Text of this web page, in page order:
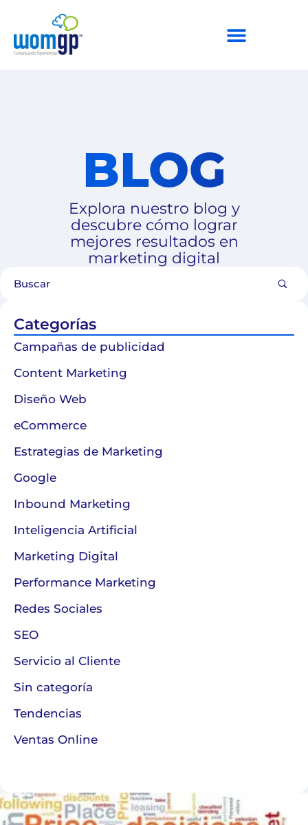
BLOG
Explora nuestro blog y
descubre cómo lograr
mejores resultados en
marketing digital
Categorías
Campañas de publicidad
Content Marketing
Diseño Web
eCommerce
Estrategias de Marketing
Google
Inbound Marketing
Inteligencia Artificial
Marketing Digital
Performance Marketing
Redes Sociales
SEO
Servicio al Cliente
Sin categoría
Tendencias
Ventas Online